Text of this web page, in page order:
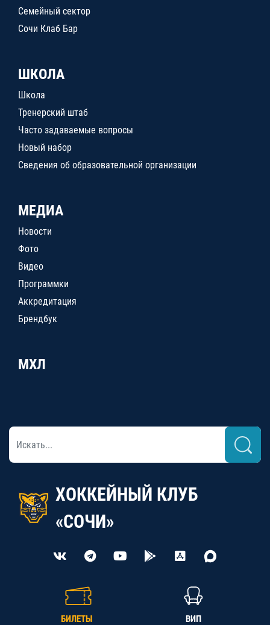
Семейный сектор
Сочи Клаб Бар
ШКОЛА
Школа
Тренерский штаб
Часто задаваемые вопросы
Новый набор
Сведения об образовательной организации
МЕДИА
Новости
Фото
Видео
Программки
Аккредитация
Брендбук
МХЛ
ХОККЕЙНЫЙ КЛУБ
«СОЧИ»
БИЛЕТЫ ВИП